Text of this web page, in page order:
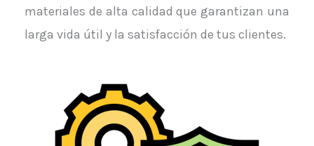
materiales de alta calidad que garantizan una
larga vida útil y la satisfacción de tus clientes.